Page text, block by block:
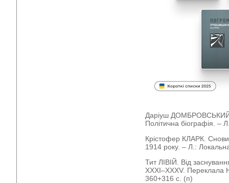
Даріуш
Політична біографія. –
Крістофер КЛАРК.
1914 року. – Л.:
Тит ЛІВІЙ. Від
ХХХІ–ХХХV. Переклала
360+316 с. (п)